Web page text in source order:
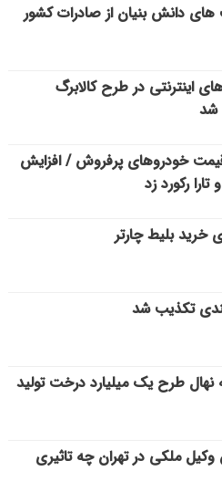
دانش بنیان از صادرات کشور
اینترنتی در طرح کالابرگ
شد
خودروهای پرفروش / افزایش
رکورد زد
بلیط چارتر
تکذیب شد
نهال طرح یک میلیارد درخت تولید
وکیل ملکی در تهران چه تاثیری